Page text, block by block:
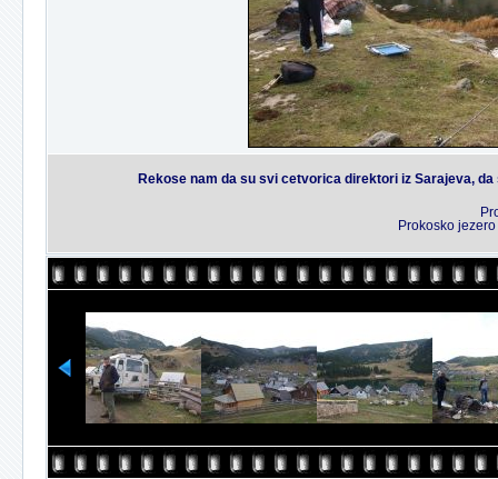
Rekose nam da su svi cetvorica direktori iz Sarajeva,
Prokosko